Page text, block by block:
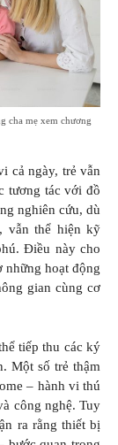
cha mẹ xem chương
cả ngày, trẻ vẫn
tương tác với đồ
nghiên cứu, dù
vẫn thể hiện kỹ
Điều này cho
những hoạt động
gian cùng cơ
tiếp thu các ký
Một số trẻ thậm
– hành vi thú
công nghệ. Tuy
ra rằng thiết bị